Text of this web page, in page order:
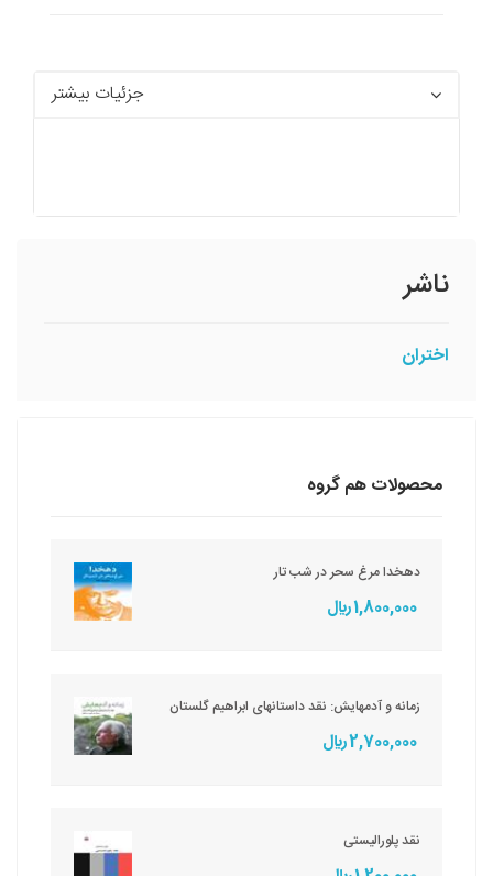
جزئیات بیشتر
ناشر
اختران
محصولات هم گروه
دهخدا مرغ سحر در شب تار
1,800,000 ريال
زمانه و آدمهایش: نقد داستانهای ابراهیم گلستان
2,700,000 ريال
نقد پلورالیستی